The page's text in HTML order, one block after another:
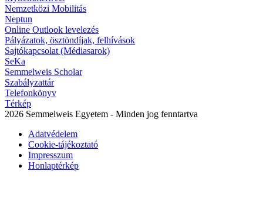
Nemzetközi Mobilitás
Neptun
Online Outlook levelezés
Pályázatok, ösztöndíjak, felhívások
Sajtókapcsolat (Médiasarok)
SeKa
Semmelweis Scholar
Szabályzattár
Telefonkönyv
Térkép
2026 Semmelweis Egyetem - Minden jog fenntartva
Adatvédelem
Cookie-tájékoztató
Impresszum
Honlaptérkép